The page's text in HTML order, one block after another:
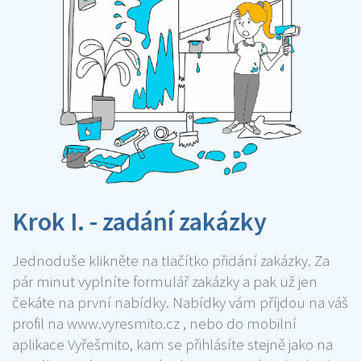
Krok I. - zadání zakázky
Jednoduše klikněte na tlačítko přidání zakázky. Za
pár minut vyplníte formulář zakázky a pak už jen
čekáte na první nabídky. Nabídky vám příjdou na váš
profil na www.vyresmito.cz , nebo do mobilní
aplikace Vyřešmito, kam se přihlásíte stejně jako na